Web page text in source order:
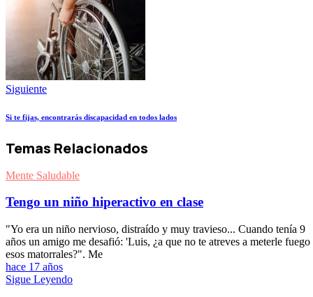
Siguiente
Si te fijas, encontrarás discapacidad en todos lados
Temas Relacionados
Mente Saludable
Tengo un niño hiperactivo en clase
"Yo era un niño nervioso, distraído y muy travieso... Cuando tenía 9
años un amigo me desafió: 'Luis, ¿a que no te atreves a meterle fuego
esos matorrales?". Me
hace 17 años
Sigue Leyendo